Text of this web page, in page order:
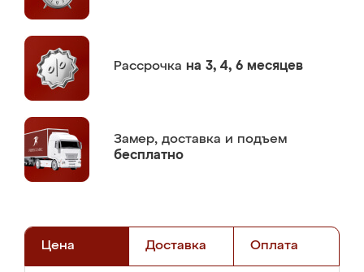
Рассрочка на 3, 4, 6 месяцев
Замер, доставка и подъем
бесплатно
Цена Доставка Оплата